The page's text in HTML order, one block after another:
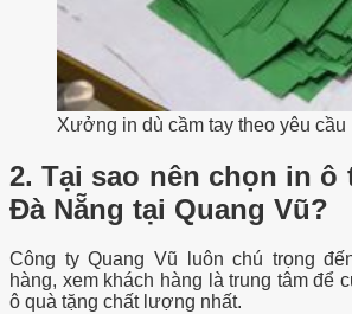
Xưởng in dù cầm tay theo yêu cầu
2. Tại sao nên chọn in ô
Đà Nẵng tại Quang Vũ?
Công ty Quang Vũ luôn chú trọng
hàng, xem khách hàng là trung tâm để
ô quà tặng chất lượng nhất.